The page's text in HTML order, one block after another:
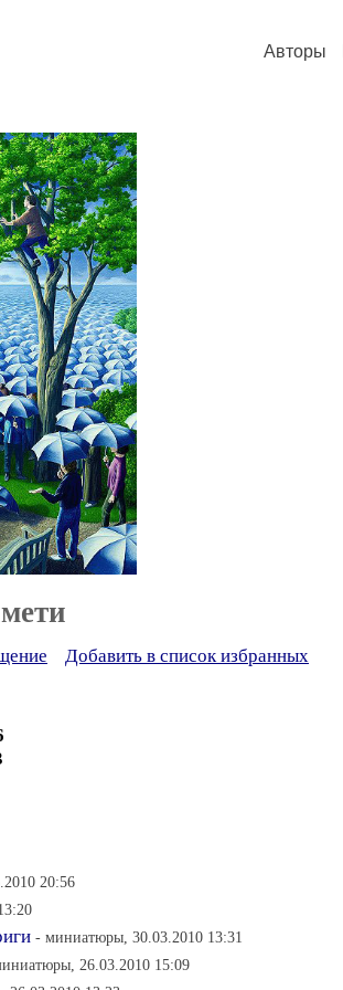
Авторы
Добавить в список избранных
20:56
- миниатюры, 30.03.2010 13:31
26.03.2010 15:09